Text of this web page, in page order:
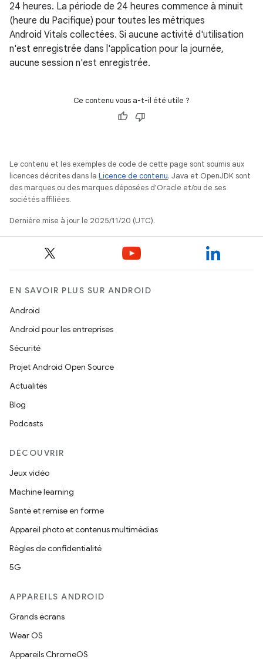
24 heures. La période de 24 heures commence à minuit
(heure du Pacifique) pour toutes les métriques
Android Vitals collectées. Si aucune activité d'utilisation
n'est enregistrée dans l'application pour la journée,
aucune session n'est enregistrée.
Ce contenu vous a-t-il été utile ?
Le contenu et les exemples de code de cette page sont soumis aux
licences décrites dans la Licence de contenu. Java et OpenJDK sont
des marques ou des marques déposées d'Oracle et/ou de ses
sociétés affiliées.
Dernière mise à jour le 2025/11/20 (UTC).
EN SAVOIR PLUS SUR ANDROID
Android
Android pour les entreprises
Sécurité
Projet Android Open Source
Actualités
Blog
Podcasts
DÉCOUVRIR
Jeux vidéo
Machine learning
Santé et remise en forme
Appareil photo et contenus multimédias
Règles de confidentialité
5G
APPAREILS ANDROID
Grands écrans
Wear OS
Appareils ChromeOS